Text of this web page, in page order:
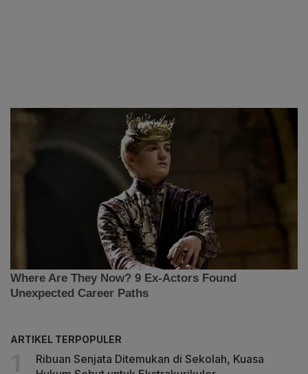
ARTIKEL TERPOPULER
Ribuan Senjata Ditemukan di Sekolah, Kuasa